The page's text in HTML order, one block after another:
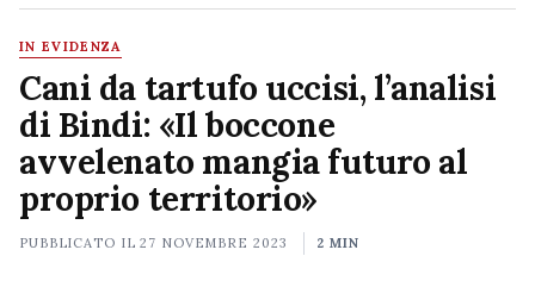
IN EVIDENZA
Cani da tartufo uccisi, l’analisi
di Bindi: «Il boccone
avvelenato mangia futuro al
proprio territorio»
PUBBLICATO IL27 NOVEMBRE 2023 2 MIN